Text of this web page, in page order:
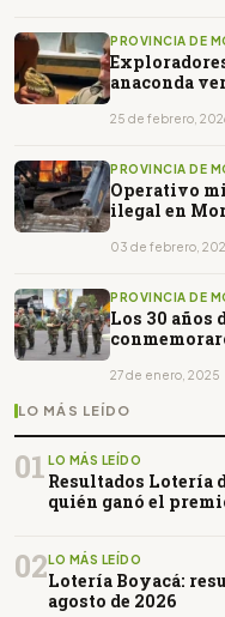
PROVINCIA DE
anaconda
25 de febrero,
PROVINCIA DE
Operativo
ilegal en
03 de febrero,
PROVINCIA DE
Los 30 años
27 de enero, 2025
LO MÁS LEÍDO
01 LO MÁS LEÍDO
Resultados Lotería
quién ganó el
02 LO MÁS LEÍDO
Lotería Boyacá:
agosto de 2026